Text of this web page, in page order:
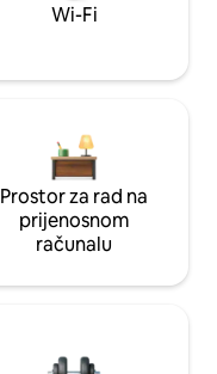
Wi-Fi
Prostor za rad na
prijenosnom
računalu